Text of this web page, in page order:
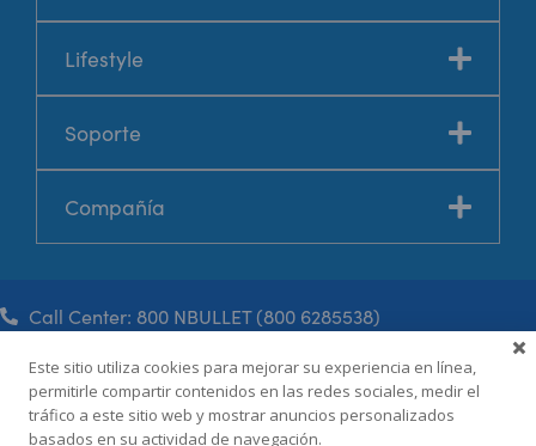
Lifestyle
Soporte
Compañía
Términos y condiciones
Política de privacidad
Call Center: 800 NBULLET (800 6285538)
Este sitio utiliza cookies para mejorar su experiencia en línea,
permitirle compartir contenidos en las redes sociales, medir el
tráfico a este sitio web y mostrar anuncios personalizados
basados en su actividad de navegación.